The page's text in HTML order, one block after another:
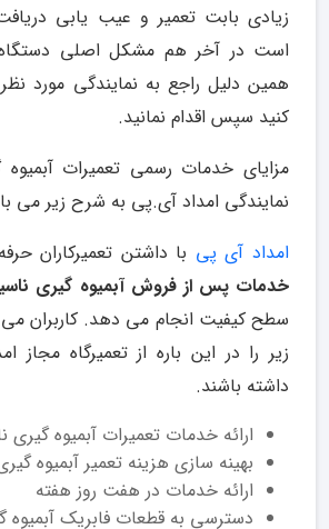
زیادی بابت تعمیر و عیب یابی
است در آخر هم مشکل اصلی دستگاه
همین دلیل راجع به نمایندگی مورد
کنید سپس اقدام نمانید.
مزایای خدمات رسمی تعمیرات آبمیوه
نمایندگی امداد آی.پی به شرح زیر می
امداد آی ‌پی با داشتن تعمیرکاران
خدمات پس از فروش آبمیوه گیری
سطح کیفیت انجام می دهد. کاربران
زیر را در این باره از تعمیرگاه مجاز
داشته باشند.
ارائه خدمات تعمیرات آبمیوه گیری
بهینه سازی هزینه تعمیر آبمیوه
ارائه خدمات در هفت روز هفته
دسترسی به قطعات فابریک آبمیوه